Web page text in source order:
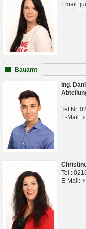
Email:
Bauamt
Ing.
Tel.Nr.
E-Mail:
Tel.:
E-Mail: